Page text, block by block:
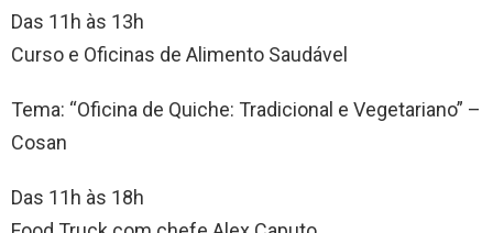
Das 11h às 13h
Curso e Oficinas de Alimento Saudável
Tema: “Oficina de Quiche: Tradicional e Vegetariano” –
Cosan
Das 11h às 18h